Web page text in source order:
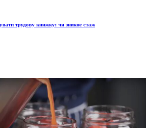
трудову книжку: чи зникне стаж